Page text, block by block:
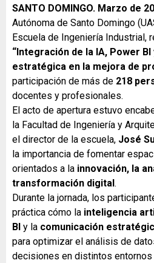
SANTO DOMINGO. Marzo de
Autónoma de Santo Domingo
Escuela de Ingeniería Industrial,
“Integración de la IA, Power
estratégica en la mejora de
participación de más de 218
docentes y profesionales.
El acto de apertura estuvo
la Facultad de Ingeniería y
el director de la escuela, José
la importancia de fomentar
orientados a la innovación, la
transformación digital.
Durante la jornada, los
práctica cómo la inteligencia
BI y la comunicación
para optimizar el análisis de
decisiones en distintos entornos